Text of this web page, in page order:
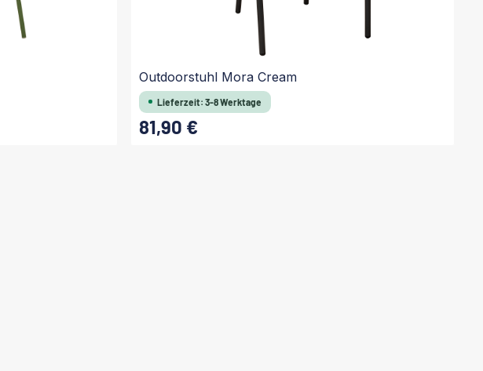
Outdoorstuhl Mora Cream
Lieferzeit: 3-8 Werktage
Regulärer Preis:
81,90 €